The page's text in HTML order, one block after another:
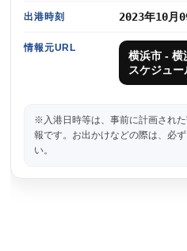
出港時刻 2023年10月
情報元URL
横浜市 - 横
スケジュー
※入港日時等は、事前に計画され
報です。お出かけなどの際は、必
い。